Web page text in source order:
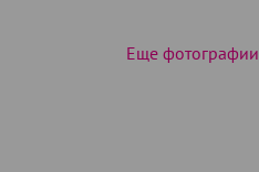
Еще фотографии